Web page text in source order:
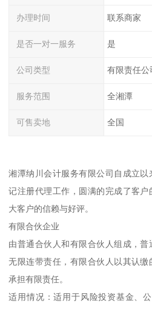
办理时间 联系商家
是否一对一服务 是
公司类型
服务范围 全湘潭
可售卖地 全国
湘潭纳川会计服务有限公司自成立
记注册代理工作，圆满的完成了客
大客户的信赖与好评。
有限合伙企业
由普通合伙人和有限合伙人组成，
无限连带责任，有限合伙人以其认
承担有限责任。
适用情况：适用于风险投资基金、